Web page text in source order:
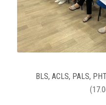
BLS, ACLS, PALS,